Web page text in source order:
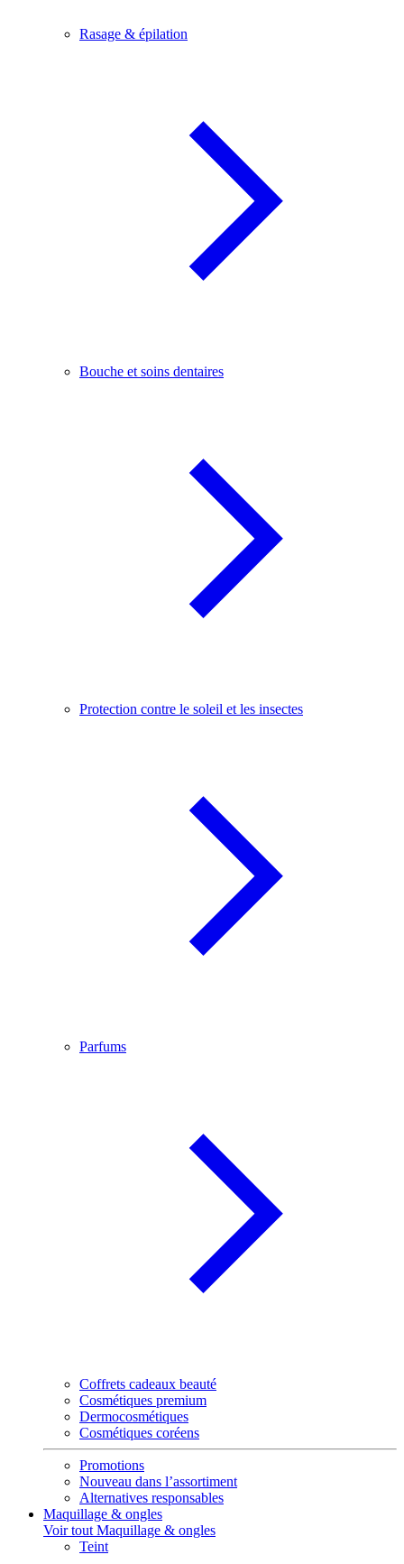
Rasage & épilation
Bouche et soins dentaires
Protection contre le soleil et les insectes
Parfums
Coffrets cadeaux beauté
Cosmétiques premium
Dermocosmétiques
Cosmétiques coréens
Promotions
Nouveau dans l’assortiment
Alternatives responsables
Maquillage & ongles
Voir tout Maquillage & ongles
Teint